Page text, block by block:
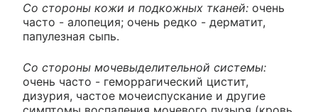
Со стороны кожи и подкожных тканей: очень
часто - алопеция; очень редко - дерматит,
папулезная сыпь.
Со стороны мочевыделительной системы:
очень часто - геморрагический цистит,
дизурия, частое мочеиспускание и другие